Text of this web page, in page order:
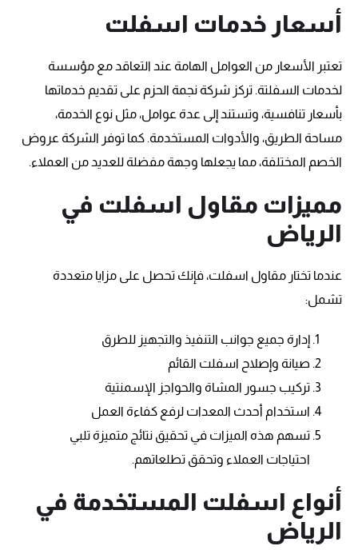
أسعار خدمات اسفلت
تعتبر الأسعار من العوامل الهامة عند التعاقد مع مؤسسة
لخدمات السفلتة. تركز شركة نجمة الحزم على تقديم خدماتها
بأسعار تنافسية، وتستند إلى عدة عوامل، مثل نوع الخدمة،
مساحة الطريق، والأدوات المستخدمة. كما توفر الشركة عروض
الخصم المختلفة، مما يجعلها وجهة مفضلة للعديد من العملاء.
مميزات مقاول اسفلت في
الرياض
عندما تختار مقاول اسفلت، فإنك تحصل على مزايا متعددة
تشمل:
إدارة جميع جوانب التنفيذ والتجهيز للطرق
صيانة وإصلاح اسفلت القائم
تركيب جسور المشاة والحواجز الإسمنتية
استخدام أحدث المعدات لرفع كفاءة العمل
تسهم هذه الميزات في تحقيق نتائج متميزة تلبي
احتياجات العملاء وتحقق تطلعاتهم.
أنواع اسفلت المستخدمة في
الرياض